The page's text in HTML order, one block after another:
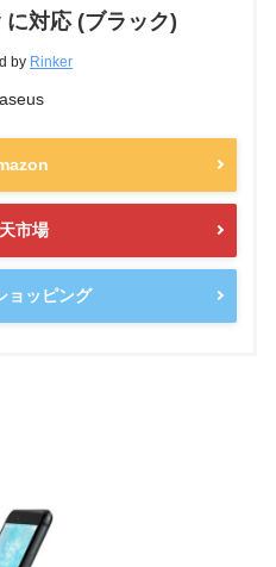
対応 (ブラック)
by Rinker
市場
ョッピング